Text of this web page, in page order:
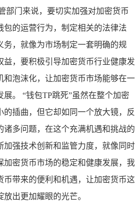
部门来说，要切实加强对加密货币
包的运营行为，制定相关的法律法
务，就像为市场制定一套明确的规
益，要积极引导加密货币行业健康发
和泡沫化，让加密货币市场能够在一
。 “钱包TP跳死”虽然在整个加密
的插曲，但它却如同一个放大镜，反
诸多问题，在这个充满机遇和挑战的
加强技术创新和监管力度，就像同时
加密货币市场的稳定和健康发展，我
币带来的便利和机遇，让加密货币这
出更加耀眼的光芒。